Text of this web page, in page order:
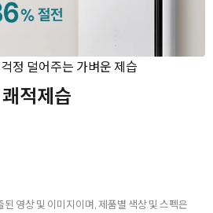
정 덜어주는 가벼운 제습
쾌적제습
영상 및 이미지이며, 제품별 색상 및 스펙은